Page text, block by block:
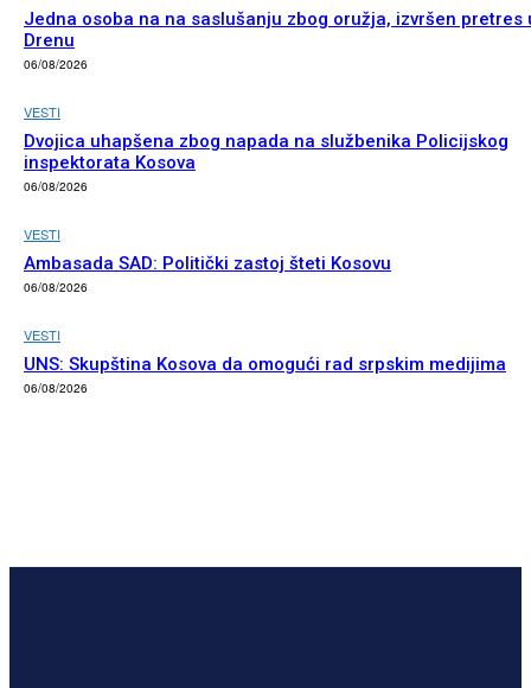
Jedna osoba na na saslušanju zbog oružja, izvršen pretres
Drenu
06/08/2026
VESTI
Dvojica uhapšena zbog napada na službenika Policijskog
inspektorata Kosova
06/08/2026
VESTI
Ambasada SAD: Politički zastoj šteti Kosovu
06/08/2026
VESTI
UNS: Skupština Kosova da omogući rad srpskim medijima
06/08/2026